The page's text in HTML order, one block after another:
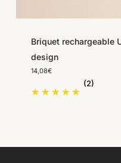
Briquet rechargeable
design
14,08€
(2)